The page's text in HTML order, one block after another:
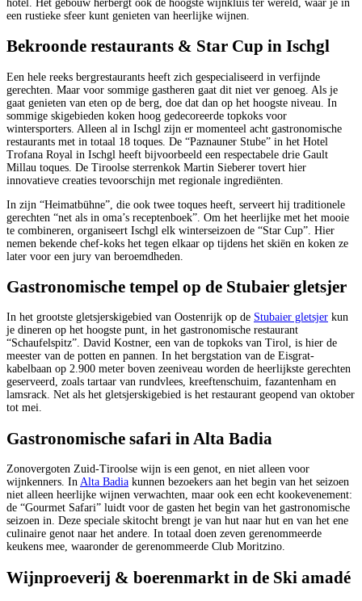
hotel. Het gebouw herbergt ook de hoogste wijnkluis ter wereld, waar je in
een rustieke sfeer kunt genieten van heerlijke wijnen.
Bekroonde restaurants & Star Cup in Ischgl
Een hele reeks bergrestaurants heeft zich gespecialiseerd in verfijnde
gerechten. Maar voor sommige gastheren gaat dit niet ver genoeg. Als je
gaat genieten van eten op de berg, doe dat dan op het hoogste niveau. In
sommige skigebieden koken hoog gedecoreerde topkoks voor
wintersporters. Alleen al in Ischgl zijn er momenteel acht gastronomische
restaurants met in totaal 18 toques. De “Paznauner Stube” in het Hotel
Trofana Royal in Ischgl heeft bijvoorbeeld een respectabele drie Gault
Millau toques. De Tiroolse sterrenkok Martin Sieberer tovert hier
innovatieve creaties tevoorschijn met regionale ingrediënten.
In zijn “Heimatbühne”, die ook twee toques heeft, serveert hij traditionele
gerechten “net als in oma’s receptenboek”. Om het heerlijke met het mooie
te combineren, organiseert Ischgl elk winterseizoen de “Star Cup”. Hier
nemen bekende chef-koks het tegen elkaar op tijdens het skiën en koken ze
later voor een jury van beroemdheden.
Gastronomische tempel op de Stubaier gletsjer
In het grootste gletsjerskigebied van Oostenrijk op de Stubaier gletsjer kun
je dineren op het hoogste punt, in het gastronomische restaurant
“Schaufelspitz”. David Kostner, een van de topkoks van Tirol, is hier de
meester van de potten en pannen. In het bergstation van de Eisgrat-
kabelbaan op 2.900 meter boven zeeniveau worden de heerlijkste gerechten
geserveerd, zoals tartaar van rundvlees, kreeftenschuim, fazantenham en
lamsrack. Net als het gletsjerskigebied is het restaurant geopend van oktober
tot mei.
Gastronomische safari in Alta Badia
Zonovergoten Zuid-Tiroolse wijn is een genot, en niet alleen voor
wijnkenners. In Alta Badia kunnen bezoekers aan het begin van het seizoen
niet alleen heerlijke wijnen verwachten, maar ook een echt kookevenement:
de “Gourmet Safari” luidt voor de gasten het begin van het gastronomische
seizoen in. Deze speciale skitocht brengt je van hut naar hut en van het ene
culinaire genot naar het andere. In totaal doen zeven gerenommeerde
keukens mee, waaronder de gerenommeerde Club Moritzino.
Wijnproeverij & boerenmarkt in de Ski amadé